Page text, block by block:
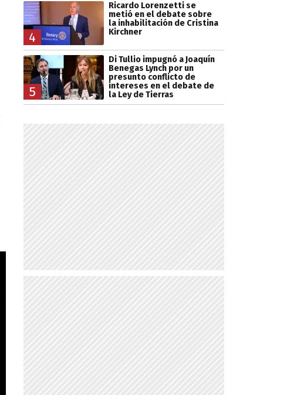
4
Ricardo Lorenzetti se
metió en el debate sobre
la inhabilitación de Cristina
Kirchner
5
Di Tullio impugnó a Joaquín
Benegas Lynch por un
presunto conflicto de
intereses en el debate de
la Ley de Tierras